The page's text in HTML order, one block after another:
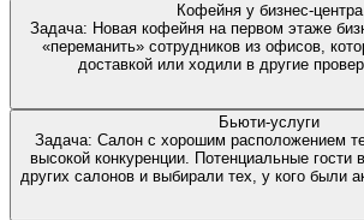
Кофейня у бизнес-центра
Задача: Новая кофейня на первом этаже
«переманить» сотрудников из офисов,
доставкой или ходили в другие
Бьюти-услуги
Задача: Салон с хорошим расположением
высокой конкуренции. Потенциальные гости
других салонов и выбирали тех, у кого были